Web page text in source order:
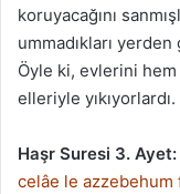
koruyacağını
ummadıkları
Öyle ki, evlerini
elleriyle
Haşr Suresi 3. Ayet:
celâe le azzebehum